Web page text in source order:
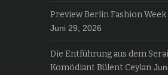
Preview Berlin Fashion Week
Juni 29, 2026
Die Entführung aus dem
Komödiant Bülent Ceylan